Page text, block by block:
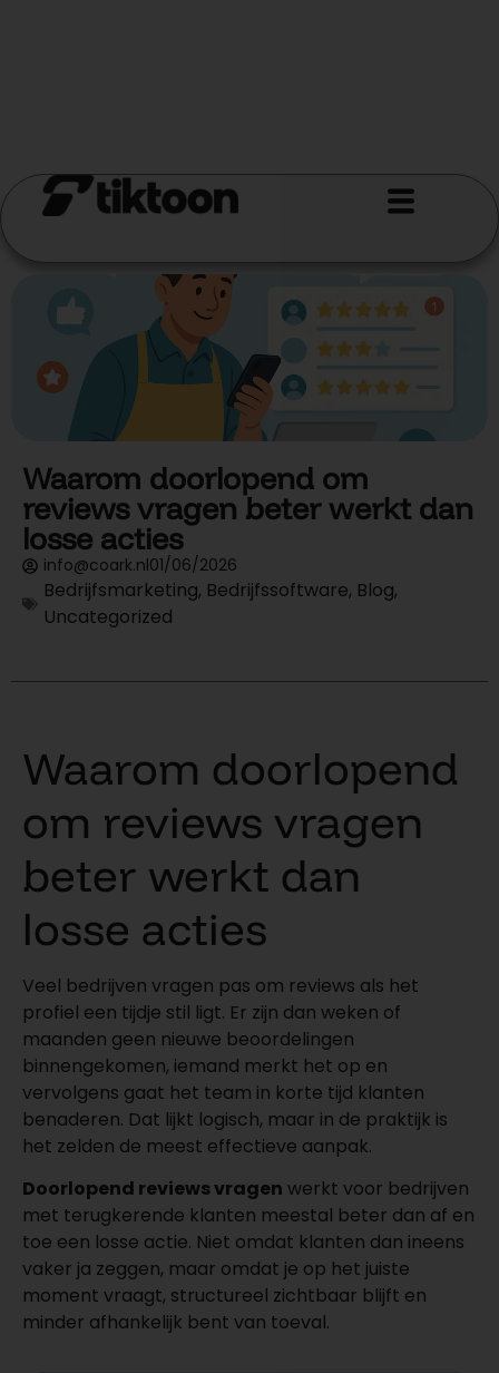
Waarom doorlopend om
reviews vragen beter werkt dan
losse acties
info@coark.nl01/06/2026
Bedrijfsmarketing, Bedrijfssoftware, Blog,
Uncategorized
Waarom doorlopend
om reviews vragen
beter werkt dan
losse acties
Veel bedrijven vragen pas om reviews als het
profiel een tijdje stil ligt. Er zijn dan weken of
maanden geen nieuwe beoordelingen
binnengekomen, iemand merkt het op en
vervolgens gaat het team in korte tijd klanten
benaderen. Dat lijkt logisch, maar in de praktijk is
het zelden de meest effectieve aanpak.
Doorlopend reviews vragen werkt voor bedrijven
met terugkerende klanten meestal beter dan af en
toe een losse actie. Niet omdat klanten dan ineens
vaker ja zeggen, maar omdat je op het juiste
moment vraagt, structureel zichtbaar blijft en
minder afhankelijk bent van toeval.